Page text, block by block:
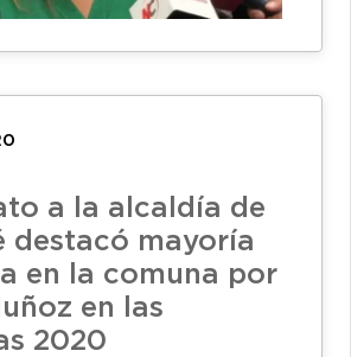
a la alcaldía de
destacó mayoría
en la comuna por
en las
2020